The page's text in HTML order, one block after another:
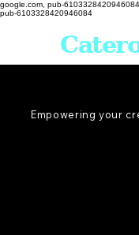
google.com, pub-
pub-6103328420946084
Empowering your